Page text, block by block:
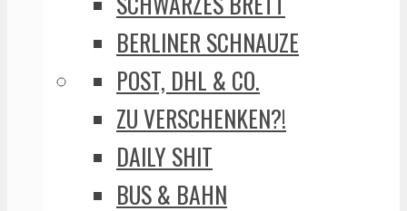
BERLINER SCHNAUZE
POST, DHL & CO.
ZU VERSCHENKEN?!
DAILY SHIT
BUS & BAHN